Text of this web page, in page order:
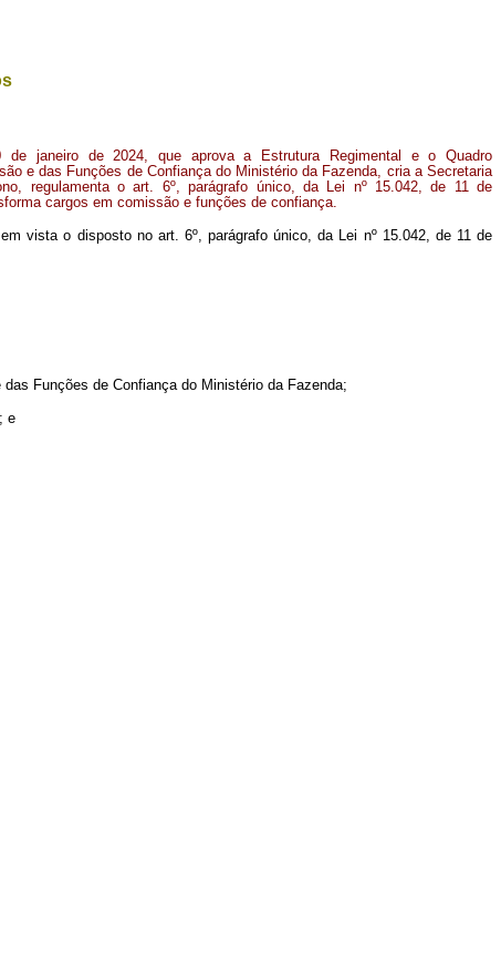
janeiro de 2024, que aprova a Estrutura Regimental e o Quadro
e das Funções de Confiança do Ministério da Fazenda, cria a Secretaria
regulamenta o art. 6º, parágrafo único, da Lei nº 15.042, de 11 de
cargos em comissão e funções de confiança.
vista o disposto no art. 6º, parágrafo único, da Lei nº 15.042, de 11 de
Funções de Confiança do Ministério da Fazenda;
; e